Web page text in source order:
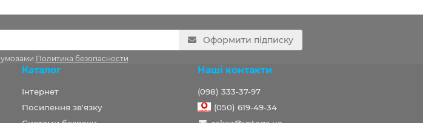
Оформити підписку
умовами Политика безопасности
Каталог
Інтернет
Посилення зв'язку
Наші контакти
(098) 333-37-97
(050) 619-49-34